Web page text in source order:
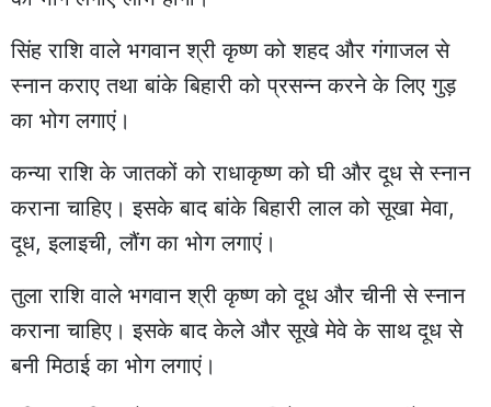
सिंह राशि वाले भगवान श्री कृष्ण को शहद और गंगाजल से
स्नान कराए तथा बांके बिहारी को प्रसन्न करने के लिए गुड़
का भोग लगाएं।
कन्या राशि के जातकों को राधाकृष्ण को घी और दूध से स्नान
कराना चाहिए। इसके बाद बांके बिहारी लाल को सूखा मेवा,
दूध, इलाइची, लौंग का भोग लगाएं।
तुला राशि वाले भगवान श्री कृष्ण को दूध और चीनी से स्नान
कराना चाहिए। इसके बाद केले और सूखे मेवे के साथ दूध से
बनी मिठाई का भोग लगाएं।